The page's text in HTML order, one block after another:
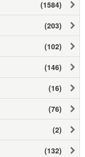
(1584)
(203)
(102)
(146)
(16)
(76)
(2)
(132)